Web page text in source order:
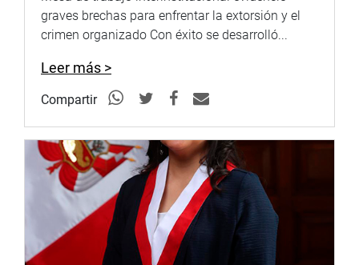
graves brechas para enfrentar la extorsión y el
crimen organizado Con éxito se desarrolló...
Leer más >
Compartir